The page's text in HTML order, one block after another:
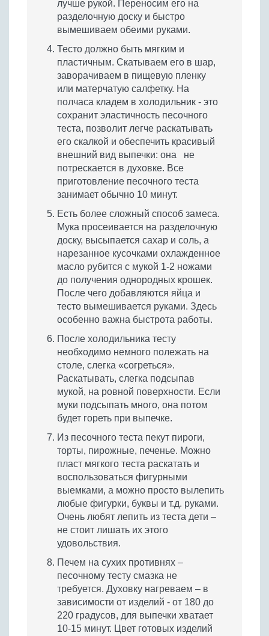
лучше рукой. Переносим его на
разделочную доску и быстро
вымешиваем обеими руками.
Тесто должно быть мягким и
пластичным. Скатываем его в шар,
заворачиваем в пищевую пленку
или матерчатую салфетку. На
полчаса кладем в холодильник - это
сохранит эластичность песочного
теста, позволит легче раскатывать
его скалкой и обеспечить красивый
внешний вид выпечки: она не
потрескается в духовке. Все
приготовление песочного теста
занимает обычно 10 минут.
Есть более сложный способ замеса.
Мука просеивается на разделочную
доску, высыпается сахар и соль, а
нарезанное кусочками охлажденное
масло рубится с мукой 1-2 ножами
до получения однородных крошек.
После чего добавляются яйца и
тесто вымешивается руками. Здесь
особенно важна быстрота работы.
После холодильника тесту
необходимо немного полежать на
столе, слегка «согреться».
Раскатывать, слегка подсыпав
мукой, на ровной поверхности. Если
муки подсыпать много, она потом
будет гореть при выпечке.
Из песочного теста пекут пироги,
торты, пирожные, печенье. Можно
пласт мягкого теста раскатать и
воспользоваться фигурными
выемками, а можно просто вылепить
любые фигурки, буквы и т.д. руками.
Очень любят лепить из теста дети –
не стоит лишать их этого
удовольствия.
Печем на сухих противнях –
песочному тесту смазка не
требуется. Духовку нагреваем – в
зависимости от изделий - от 180 до
220 градусов, для выпечки хватает
10-15 минут. Цвет готовых изделий